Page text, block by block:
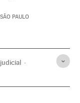
SÃO PAULO